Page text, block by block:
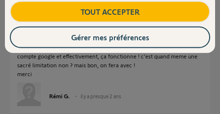
hoooo, je ne savais pas ! et ça m'a aussi permis de découvrir que j'avais
deux comptes chez somfy. Du coup j'ai désassocié la box tahoma d'un
compte pour la mettre sur mon compte qui a le meme mail que mon
compte google et effectivement, ça fonctionne ! c'est quand meme une
sacré limitation non ? mais bon, on fera avec !
merci
Rémi G. il y a presque 2 ans
TOUT ACCEPTER
Gérer mes préférences